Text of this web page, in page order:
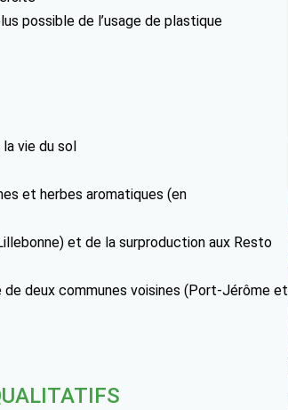
possible de l’usage de plastique
vie du sol
et herbes aromatiques (en
et de la surproduction aux Resto
deux communes voisines (Port-Jérôme et